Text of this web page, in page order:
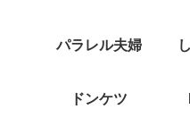
パラレル夫婦
ドンケツ